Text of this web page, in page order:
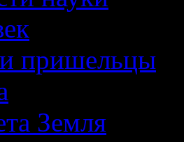
пришельцы
Земля